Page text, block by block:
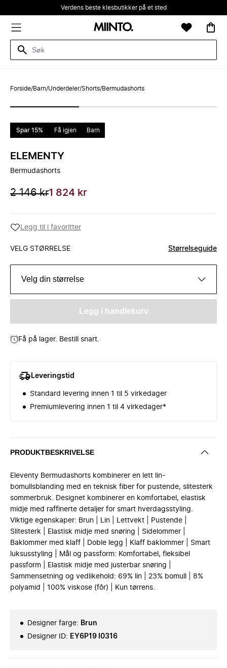
Verdens beste klesbutikker på et sted
Forside/Barn/Underdeler/Shorts/Bermudashorts
Spar 15% Få igjen Barn
ELEMENTY
Bermudashorts
2 146 kr1 824 kr
Legg til i favoritter
VELG STØRRELSE Størrelseguide
Velg din størrelse
Legg i handlekurv
Få på lager. Bestill snart.
Leveringstid
Standard levering innen 1 til 5 virkedager
Premiumlevering innen 1 til 4 virkedager*
PRODUKTBESKRIVELSE
Eleventy Bermudashorts kombinerer en lett lin-
bomullsblanding med en teknisk fiber for pustende, slitesterk
sommerbruk. Designet kombinerer en komfortabel, elastisk
midje med raffinerte detaljer for smart hverdagsstyling.
Viktige egenskaper: Brun | Lin | Lettvekt | Pustende |
Slitesterk | Elastisk midje med snøring | Sidelommer |
Baklommer med klaff | Doble legg | Klaff baklommer | Smart
luksusstyling | Mål og passform: Komfortabel, fleksibel
passform | Elastisk midje med justerbar snøring |
Sammensetning og vedlikehold: 69% lin | 23% bomull | 8%
polyamid | 100% viskose (fôr) | Kun tørrens.
Designer farge: Brun
Designer ID: EY6P19 I0316